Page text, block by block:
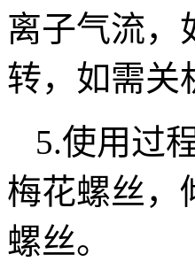
离子气流，
转，如需关
5.使用过
梅花螺丝，
螺丝。